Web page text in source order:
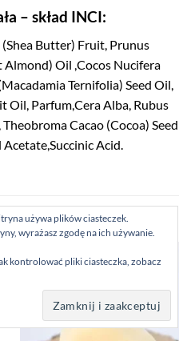
– skład INCI:
Butter) Fruit, Prunus
Almond) Oil ,Cocos Nucifera
Ternifolia) Seed Oil,
Oil, Parfum,Cera Alba, Rubus
Cacao (Cocoa) Seed
Acid.
do listy
życzeń
używa plików ciasteczek.
wyrażasz zgodę na ich używanie.
kontrolować pliki ciasteczka, zobacz